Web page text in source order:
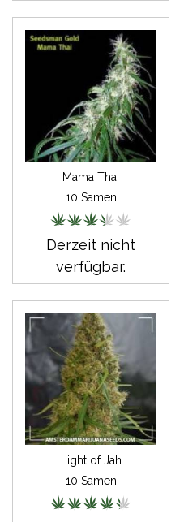
Mama Thai
10 Samen
Derzeit nicht
verfügbar.
Light of Jah
10 Samen